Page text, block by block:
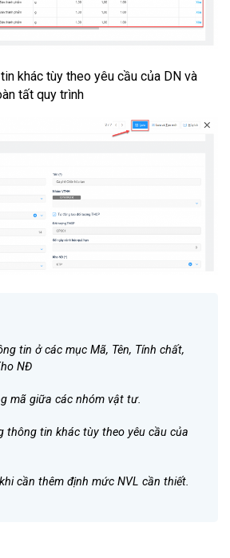
khác tùy theo yêu cầu của DN và
tất quy trình
tin ở các mục Mã, Tên, Tính chất,
NĐ
mã giữa các nhóm vật tư.
thông tin khác tùy theo yêu cầu của
khi cần thêm định mức NVL cần thiết.